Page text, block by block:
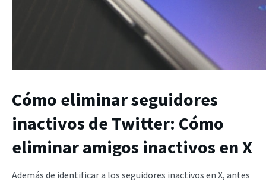
Cómo eliminar seguidores
inactivos de Twitter: Cómo
eliminar amigos inactivos en X
Además de identificar a los seguidores inactivos en X, antes